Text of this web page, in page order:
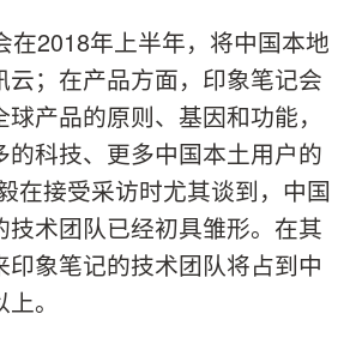
在2018年上半年，将中国本地
云；在产品方面，印象笔记会
产品的原则、基因和功能，
的科技、更多中国本土用户的
在接受采访时尤其谈到，中国
技术团队已经初具雏形。在其
印象笔记的技术团队将占到中
。